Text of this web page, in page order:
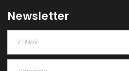
Newsletter